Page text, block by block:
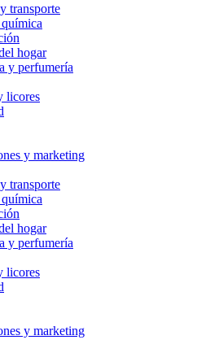
transporte
hogar
y perfumería
licores
y marketing
transporte
hogar
y perfumería
licores
y marketing